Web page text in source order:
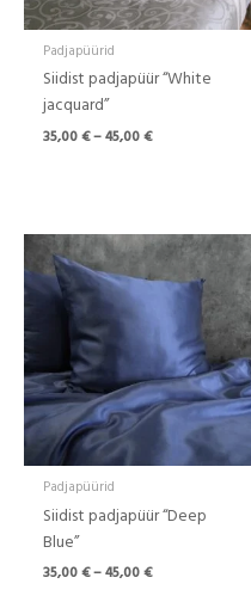
Padjapüürid
Siidist padjapüür “White
jacquard”
35,00€–45,00€
Padjapüürid
Siidist padjapüür “Deep
Blue”
35,00€–45,00€
Hinnavahemik:
35,00 €
kuni